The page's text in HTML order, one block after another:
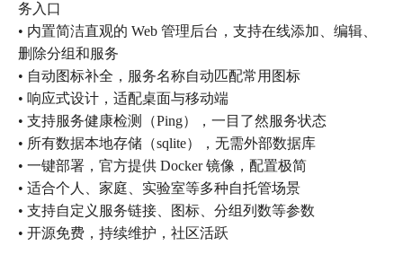
务入口
• 内置简洁直观的 Web 管理后台，支持在线添加、编辑、
删除分组和服务
• 自动图标补全，服务名称自动匹配常用图标
• 响应式设计，适配桌面与移动端
• 支持服务健康检测（Ping），一目了然服务状态
• 所有数据本地存储（sqlite），无需外部数据库
• 一键部署，官方提供 Docker 镜像，配置极简
• 适合个人、家庭、实验室等多种自托管场景
• 支持自定义服务链接、图标、分组列数等参数
• 开源免费，持续维护，社区活跃